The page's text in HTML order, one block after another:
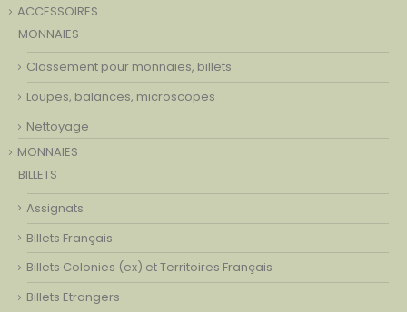
ACCESSOIRES
MONNAIES
Classement pour monnaies, billets
Loupes, balances, microscopes
Nettoyage
MONNAIES
BILLETS
Assignats
Billets Français
Billets Colonies (ex) et Territoires Français
Billets Etrangers